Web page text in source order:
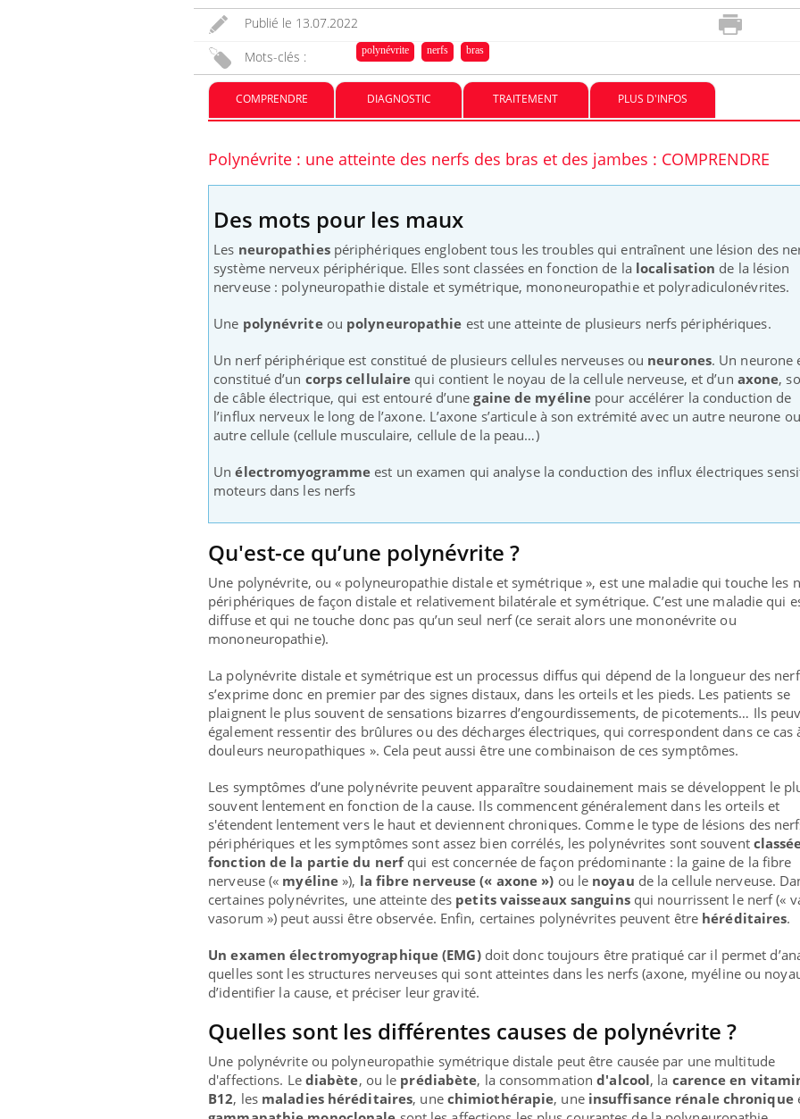
Publié le 13.07.2022
Mots-clés :
polynévrite nerfs bras
COMPRENDRE DIAGNOSTIC TRAITEMENT PLUS D'INFOS
Polynévrite : une atteinte des nerfs des bras et des jambes : COMPRENDRE
Des mots pour les maux
Les neuropathiespériphériques englobent tous les troubles qui entraînent une lésion des
système nerveux périphérique. Elles sont classées en fonction de la localisation de la lésion
nerveuse : polyneuropathie distale et symétrique, mononeuropathie et polyradiculonévrites.
Une polynévriteou polyneuropathie est une atteinte de plusieurs nerfs périphériques.
Un nerf périphérique est constitué de plusieurs cellules nerveuses ou neurones. Un neurone
constitué d’un corps cellulaire qui contient le noyau de la cellule nerveuse, et d’un axone,
de câble électrique, qui est entouré d’unegaine de myéline pour accélérer la conduction de
l’influx nerveux le long de l’axone. L’axone s’articule à son extrémité avec un autre neurone
autre cellule (cellule musculaire, cellule de la peau…)
Unélectromyogramme est un examen qui analyse la conduction des influx électriques
moteurs dans les nerfs
Qu'est-ce qu’une polynévrite ?
Une polynévrite, ou « polyneuropathie distale et symétrique », est une maladie qui touche les
périphériques de façon distale et relativement bilatérale et symétrique. C’est une maladie qui
diffuse et qui ne touche donc pas qu’un seul nerf (ce serait alors une mononévrite ou
mononeuropathie).
La polynévrite distale et symétrique est un processus diffus qui dépend de la longueur des
s’exprime donc en premier par des signes distaux, dans les orteils et les pieds. Les patients se
plaignent le plus souvent de sensations bizarres d’engourdissements, de picotements… Ils
également ressentir des brûlures ou des décharges électriques, qui correspondent dans ce cas
douleurs neuropathiques ». Cela peut aussi être une combinaison de ces symptômes.
Les symptômes d’une polynévrite peuvent apparaître soudainement mais se développent le
souvent lentement en fonction de la cause. Ils commencent généralement dans les orteils et
s'étendent lentement vers le haut et deviennent chroniques. Comme le type de lésions des
périphériques et les symptômes sont assez bien corrélés, les polynévrites sont souvent
fonction de la partie du nerfqui est concernée de façon prédominante : la gaine de la fibre
nerveuse (« myéline »), la fibre nerveuse (« axone ») ou le noyau de la cellule nerveuse.
certaines polynévrites, une atteinte des petits vaisseaux sanguinsqui nourrissent le nerf («
vasorum ») peut aussi être observée. Enfin, certaines polynévrites peuvent être héréditaires.
Un examen électromyographique (EMG)doit donc toujours être pratiqué car il permet
quelles sont les structures nerveuses qui sont atteintes dans les nerfs (axone, myéline ou
d’identifier la cause, et préciser leur gravité.
Quelles sont les différentes causes de polynévrite ?
Une polynévrite ou polyneuropathie symétrique distale peut être causée par une multitude
d'affections. Le diabète, ou le prédiabète, la consommationd'alcool, la carence en
B12, les maladies héréditaires, une chimiothérapie, une insuffisance rénale chronique
Insuline & Charge mentale : et si on
En 2026, l'insuline dans le diabète de type 2
reste entourée d'idées reçues chez les
patients comme parfois chez les soignants.
Youtube
Eczéma Chronique des Mains : se
L'été arrive… et avec lui, un tout nouveau
rythme de vie ! Vacances, plage, piscine,
soleil, activités en plein air… Nos mains sont
...